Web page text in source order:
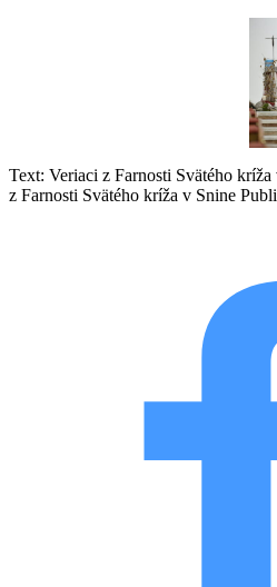
Text: Veriaci z Farnosti Svätého kríža
z Farnosti Svätého kríža v Snine